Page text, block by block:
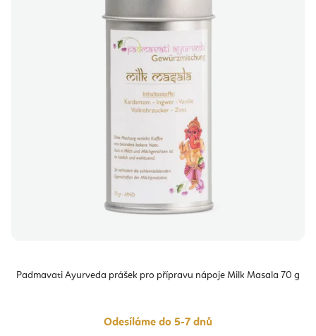
Padmavati Ayurveda prášek pro přípravu nápoje Milk Masala 70 g
Odesíláme do 5-7 dnů